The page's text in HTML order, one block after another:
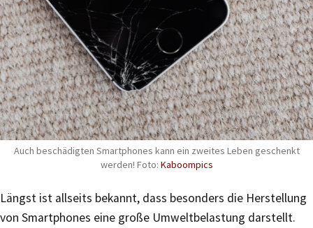
Auch beschädigten Smartphones kann ein zweites Leben geschenkt
werden! Foto: Kaboompics
Längst ist allseits bekannt, dass besonders die Herstellung
von Smartphones eine große Umweltbelastung darstellt.